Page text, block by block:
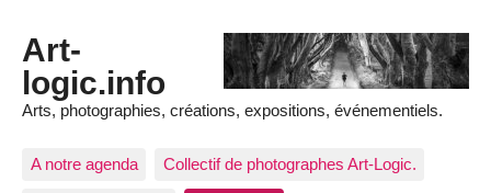
Art-
logic.info
Arts, photographies, créations, expositions, événementiels.
A notre agenda Collectif de photographes Art-Logic.